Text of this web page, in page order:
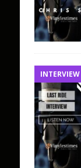
INTERVIEW